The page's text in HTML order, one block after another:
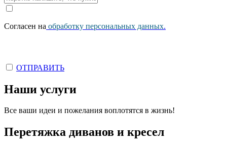
Согласен на обработку персональных данных.
ОТПРАВИТЬ
Наши услуги
Все ваши идеи и пожелания воплотятся в жизнь!
Перетяжка диванов и кресел